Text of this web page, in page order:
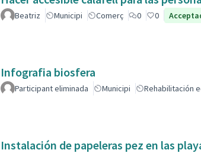
Beatriz Municipi Comerç 0 0
Infografia biosfera
Participant eliminada Municipi Rehabilitación
Instalación de papeleras pez en las